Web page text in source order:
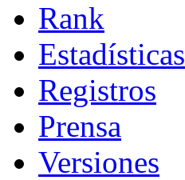
Rank
Estadísticas
Registros
Prensa
Versiones